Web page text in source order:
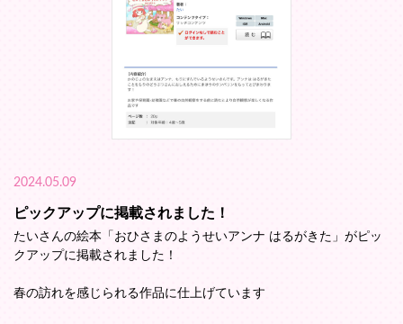
2024.05.09
ピックアップに掲載されました！
たいさんの絵本「おひさまのようせいアンナ はるがきた」がピッ
クアップに掲載されました！
春の訪れを感じられる作品に仕上げています